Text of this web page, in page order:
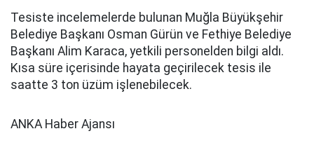
Tesiste incelemelerde bulunan Muğla Büyükşehir
Belediye Başkanı Osman Gürün ve Fethiye Belediye
Başkanı Alim Karaca, yetkili personelden bilgi aldı.
Kısa süre içerisinde hayata geçirilecek tesis ile
saatte 3 ton üzüm işlenebilecek.
ANKA Haber Ajansı